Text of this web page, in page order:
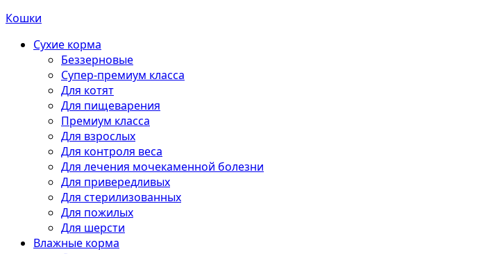
Кошки
Сухие корма
Беззерновые
Супер-премиум класса
Для котят
Для пищеварения
Премиум класса
Для взрослых
Для контроля веса
Для лечения мочекаменной болезни
Для привередливых
Для стерилизованных
Для пожилых
Для шерсти
Влажные корма